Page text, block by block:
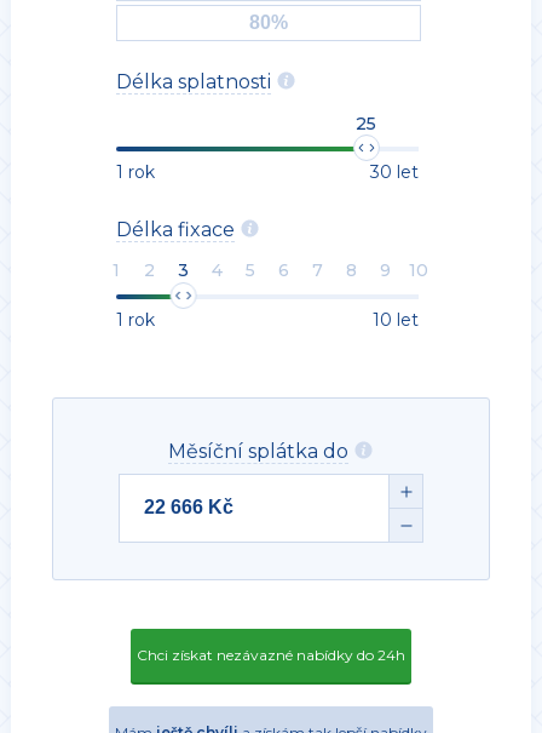
Délka splatnosti
25
1 rok 30 let
Délka fixace
1 2 3 4 5 6 7 8 9 10
1 rok 10 let
Měsíční splátka do
Chci získat nezávazné nabídky do 24h